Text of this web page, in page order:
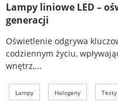
Lampy liniowe LED –
generacji
Oświetlenie odgrywa
codziennym życiu,
wnętrz,...
Lampy Halogeny Testy